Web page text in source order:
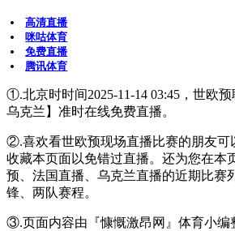
高清直播
咪咕体育
免费直播
腾讯体育
①.北京时时间2025-11-14 03:45，世欧
乌克兰】准时在线免费直播。
②.喜欢看世欧预现场直播比赛的朋友可
收藏本页面以免错过直播。还为您在本
预、法国直播、乌克兰直播的近期比赛
锋、两队赛程。
③.页面内容由『慷慨激昂网』体育小编